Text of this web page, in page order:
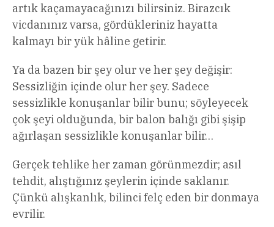
artık kaçamayacağınızı bilirsiniz. Birazcık
vicdanınız varsa, gördükleriniz hayatta
kalmayı bir yük hâline getirir.
Ya da bazen bir şey olur ve her şey değişir:
Sessizliğin içinde olur her şey. Sadece
sessizlikle konuşanlar bilir bunu; söyleyecek
çok şeyi olduğunda, bir balon balığı gibi şişip
ağırlaşan sessizlikle konuşanlar bilir…
Gerçek tehlike her zaman görünmezdir; asıl
tehdit, alıştığınız şeylerin içinde saklanır.
Çünkü alışkanlık, bilinci felç eden bir donmaya
evrilir.